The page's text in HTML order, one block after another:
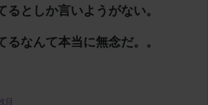
としか言いようがない。
なんて本当に無念だ。。
目